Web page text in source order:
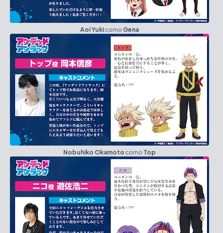
Aoi Yukicomo Gena
Nobuhiko Okamoto como Top